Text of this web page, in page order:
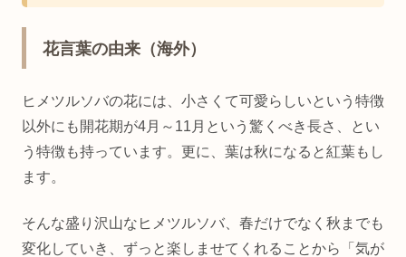
花言葉の由来（海外）
ヒメツルソバの花には、小さくて可愛らしいという特徴
以外にも開花期が4月～11月という驚くべき長さ、とい
う特徴も持っています。更に、葉は秋になると紅葉もし
ます。
そんな盛り沢山なヒメツルソバ、春だけでなく秋までも
変化していき、ずっと楽しませてくれることから「気が